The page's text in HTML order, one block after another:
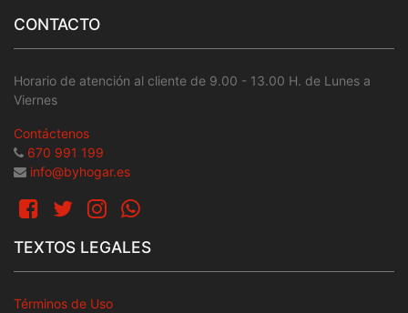
CONTACTO
Horario de atención al cliente de 9.00 - 13.00 H. de Lunes a
Viernes
Contáctenos
670 991 199
info@byhogar.es
TEXTOS LEGALES
Términos de Uso